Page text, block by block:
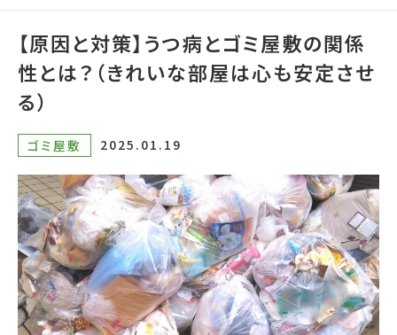
【原因と対策】うつ病とゴミ屋敷の関係
性とは？（きれいな部屋は心も安定させ
る）
ゴミ屋敷 2025.01.19